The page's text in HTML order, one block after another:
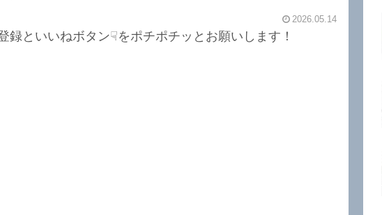
2026.05.14
録といいねボタン☟をポチポチッとお願いします！